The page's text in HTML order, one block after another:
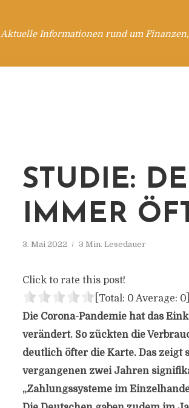
Aktuelle Informationen rund um
STUDIE:
IMMER
3. Mai 2022 3 Min. Lesedauer
Click to rate this post!
[Total: 0 Average: 0
Die Corona-Pandemie hat das
verändert. So zückten die
deutlich öfter die Karte. Das zeigt
vergangenen zwei Jahren
„Zahlungssysteme im